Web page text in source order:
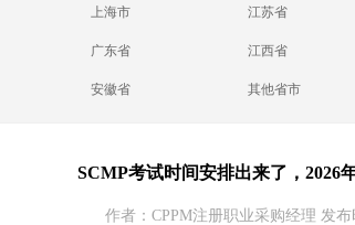
上海市 江苏省
广东省 江西省
安徽省 其他省市
SCMP考试时间安排出来了，2026
作者：CPPM注册职业采购经理 发布